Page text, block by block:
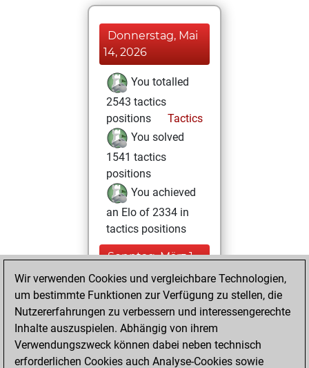
Donnerstag, Mai
14, 2026
You totalled
2543 tactics
positions
Tactics
You solved
1541 tactics
positions
You achieved
an Elo of 2334 in
tactics positions
Sonntag, März 1,
2026
You had a best
sprint of 77 positions
Tactics
Freitag,
Wir verwenden Cookies und vergleichbare Technologien,
um bestimmte Funktionen zur Verfügung zu stellen, die
Nutzererfahrungen zu verbessern und interessengerechte
Inhalte auszuspielen. Abhängig von ihrem
Verwendungszweck können dabei neben technisch
erforderlichen Cookies auch Analyse-Cookies sowie